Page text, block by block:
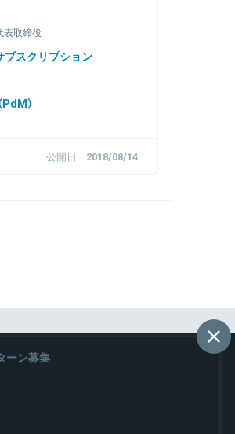
表取締役
ブスクリプション
）
公開日 2018/08/14
ーン募集